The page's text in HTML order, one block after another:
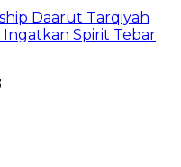
Daarut Tarqiyah
Spirit Tebar